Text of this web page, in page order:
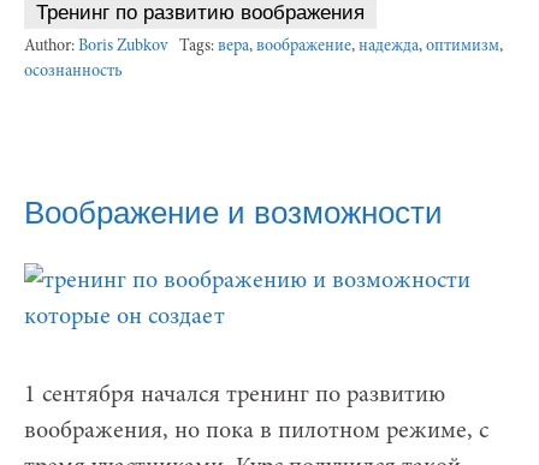
Тренинг по развитию воображения
Author: Boris Zubkov Tags: вера, воображение, надежда, оптимизм,
осознанность
Воображение и возможности
1 сентября начался тренинг по развитию
воображения, но пока в пилотном режиме, с